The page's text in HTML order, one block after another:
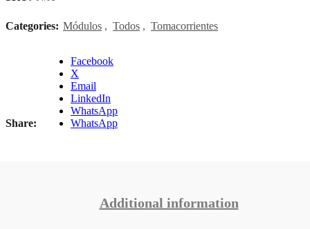
Categories: Módulos , Todos , Tomacorrientes
Share
Facebook
X
Email
LinkedIn
WhatsApp
WhatsApp
Additional information